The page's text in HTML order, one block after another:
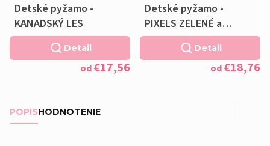
Detské pyžamo -
KANADSKÝ LES
od€17,56
Detail
Detské pyžamo -
PIXELS ZELENÉ a
VANKÚŠIK ZADARMO
od€18,76
Detail
POPISHODNOTENIE